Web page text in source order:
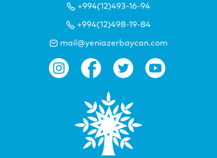
+994(12)493-16-94
+994(12)498-19-84
mail@yeniazerbaycan.com